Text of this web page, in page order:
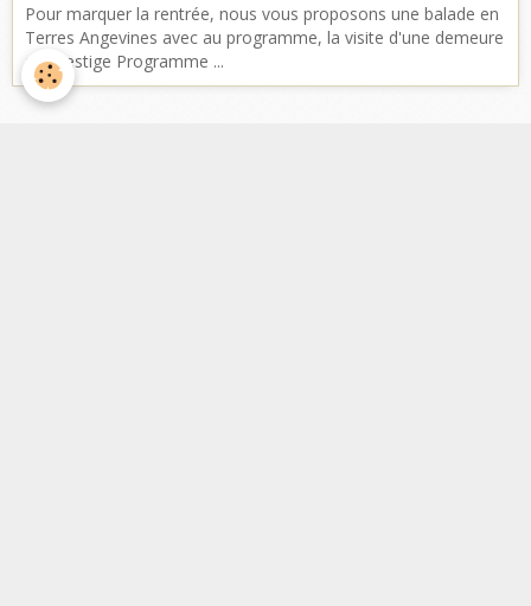
Pour marquer la rentrée, nous vous proposons une balade en
Terres Angevines avec au programme, la visite d'une demeure
de Prestige Programme ...